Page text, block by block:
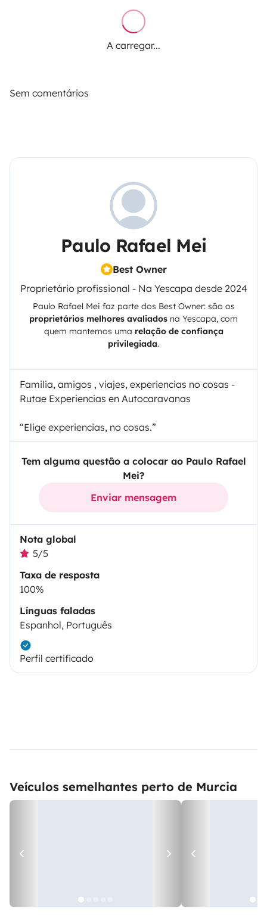
A carregar...
Sem comentários
Paulo Rafael Mei
Best Owner
Proprietário profissional - Na Yescapa desde 2024
Paulo Rafael Mei faz parte dos Best Owner: são os
proprietários melhores avaliados na Yescapa, com
quem mantemos uma relação de confiança
privilegiada.
Familia, amigos , viajes, experiencias no cosas -
Rutae Experiencias en Autocaravanas
“Elige experiencias, no cosas.”
Tem alguma questão a colocar ao Paulo Rafael
Mei?
Enviar mensagem
Nota global
5/5
Taxa de resposta
100%
Línguas faladas
Espanhol, Português
Perfil certificado
Veículos semelhantes perto de Murcia